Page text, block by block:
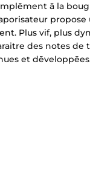
ā la
propose
Plus vif, plus
des notes de
et